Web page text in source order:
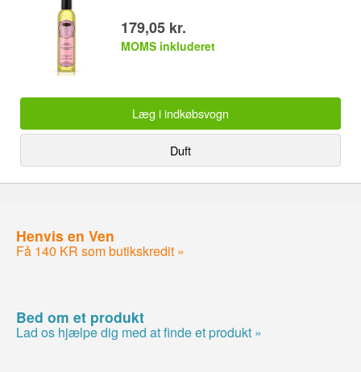
179,05 kr.
MOMS inkluderet
Læg i indkøbsvogn
Duft
Henvis en Ven
Få 140 KR som butikskredit »
Bed om et produkt
Lad os hjælpe dig med at finde et produkt »